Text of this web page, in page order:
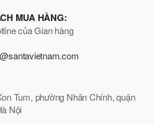
MUA HÀNG:
của Gian hàng
Tum, phường Nhân Chính, quận
Nội